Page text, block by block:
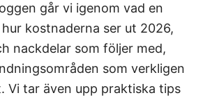
går vi igenom vad en
kostnaderna ser ut 2026,
nackdelar som följer med,
som verkligen
Vi tar även upp praktiska tips